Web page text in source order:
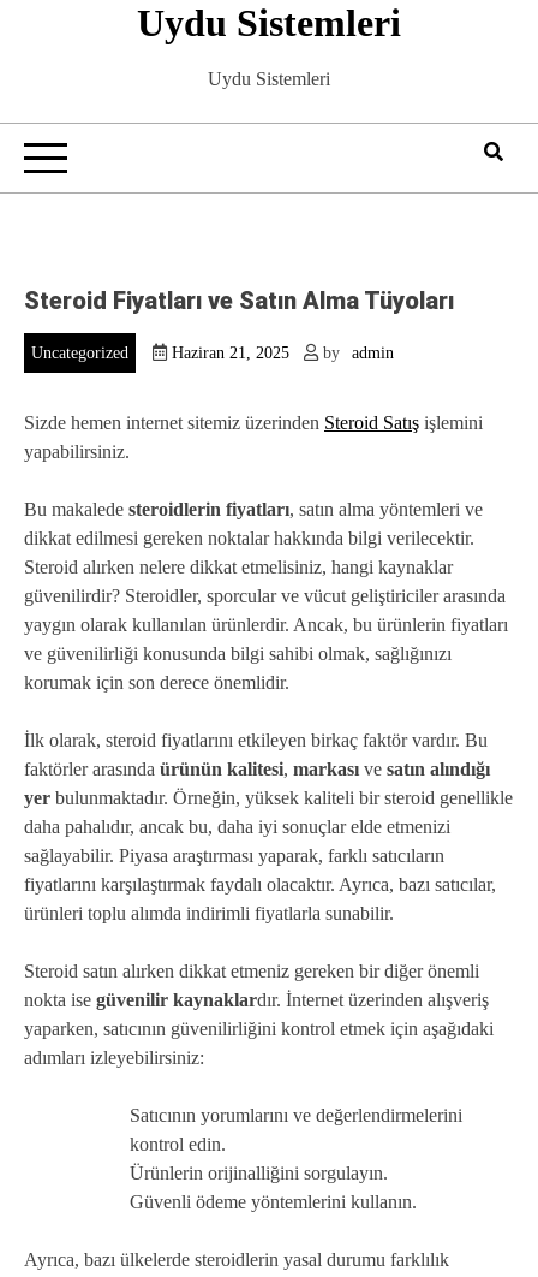
Uydu Sistemleri
Uydu Sistemleri
Steroid Fiyatları ve Satın Alma Tüyoları
Uncategorized Haziran 21, 2025 by admin
Sizde hemen internet sitemiz üzerinden Steroid Satış işlemini
yapabilirsiniz.
Bu makalede steroidlerin fiyatları, satın alma yöntemleri ve
dikkat edilmesi gereken noktalar hakkında bilgi verilecektir.
Steroid alırken nelere dikkat etmelisiniz, hangi kaynaklar
güvenilirdir? Steroidler, sporcular ve vücut geliştiriciler arasında
yaygın olarak kullanılan ürünlerdir. Ancak, bu ürünlerin fiyatları
ve güvenilirliği konusunda bilgi sahibi olmak, sağlığınızı
korumak için son derece önemlidir.
İlk olarak, steroid fiyatlarını etkileyen birkaç faktör vardır. Bu
faktörler arasında ürünün kalitesi, markası ve satın alındığı
yer bulunmaktadır. Örneğin, yüksek kaliteli bir steroid genellikle
daha pahalıdır, ancak bu, daha iyi sonuçlar elde etmenizi
sağlayabilir. Piyasa araştırması yaparak, farklı satıcıların
fiyatlarını karşılaştırmak faydalı olacaktır. Ayrıca, bazı satıcılar,
ürünleri toplu alımda indirimli fiyatlarla sunabilir.
Steroid satın alırken dikkat etmeniz gereken bir diğer önemli
nokta ise güvenilir kaynaklardır. İnternet üzerinden alışveriş
yaparken, satıcının güvenilirliğini kontrol etmek için aşağıdaki
adımları izleyebilirsiniz:
Satıcının yorumlarını ve değerlendirmelerini
kontrol edin.
Ürünlerin orijinalliğini sorgulayın.
Güvenli ödeme yöntemlerini kullanın.
Ayrıca, bazı ülkelerde steroidlerin yasal durumu farklılık